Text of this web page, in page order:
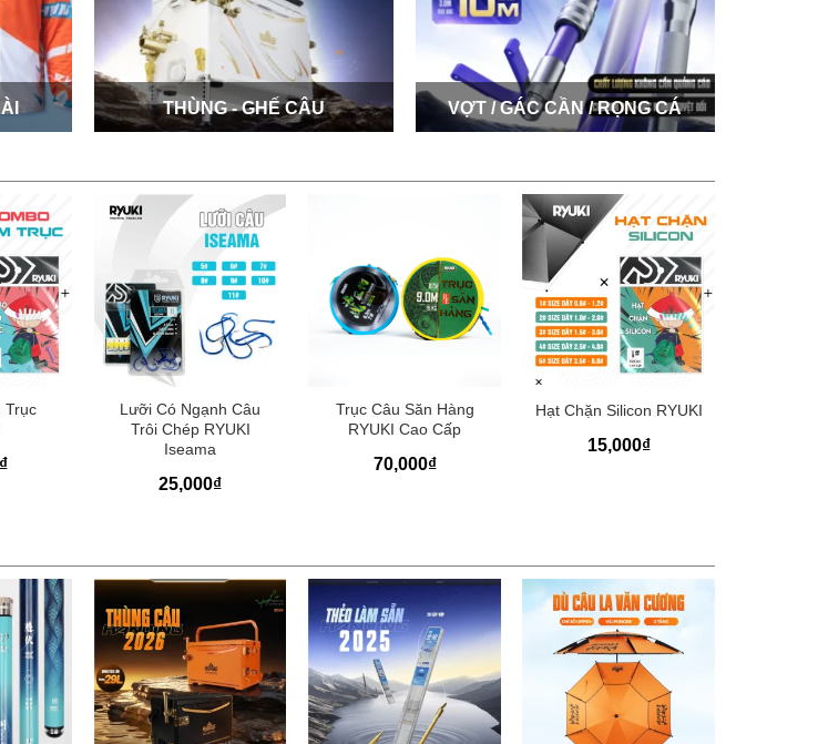
THÙNG - GHẾ CÂU VỢT / GÁC CẦN / RỌNG CÁ
Trục
+
Lưỡi Có Ngạnh Câu
Trôi Chép RYUKI
Iseama
25,000₫
Trục Câu Săn Hàng
RYUKI Cao Cấp
70,000₫
+
Hạt Chặn Silicon RYUKI
15,000₫